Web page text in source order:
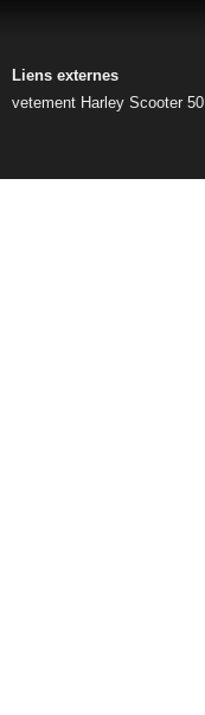
Liens externes
vetement Harley Scooter 50